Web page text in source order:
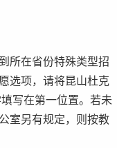
所在省份特殊类型招
选项，请将昆山杜克
写在第一位置。若未
室另有规定，则按教